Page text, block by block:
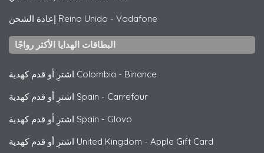
إعادة الشحن Reino Unido - Vodafone
البطاقات الهدايا الأكثر رواجًا
اشترِ أو قدم كهدية Colombia - Binance
اشترِ أو قدم كهدية Spain - Carrefour
اشترِ أو قدم كهدية Spain - Glovo
اشترِ أو قدم كهدية United Kingdom - Apple Gift Card